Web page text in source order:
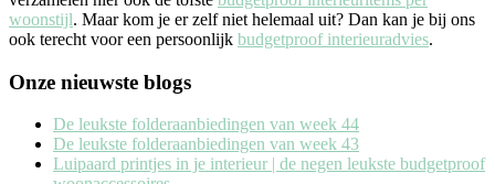
woonstijl. Maar kom je er zelf niet helemaal uit? Dan kan je bij ons
ook terecht voor een persoonlijk budgetproof interieuradvies.
Onze nieuwste blogs
De leukste folderaanbiedingen van week 44
De leukste folderaanbiedingen van week 43
Luipaard printjes in je interieur | de negen leukste budgetproof